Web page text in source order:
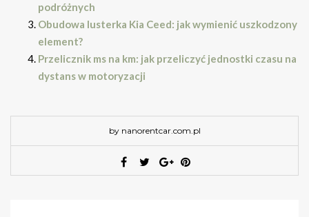
podróżnych
Obudowa lusterka Kia Ceed: jak wymienić uszkodzony
element?
Przelicznik ms na km: jak przeliczyć jednostki czasu na
dystans w motoryzacji
by nanorentcar.com.pl